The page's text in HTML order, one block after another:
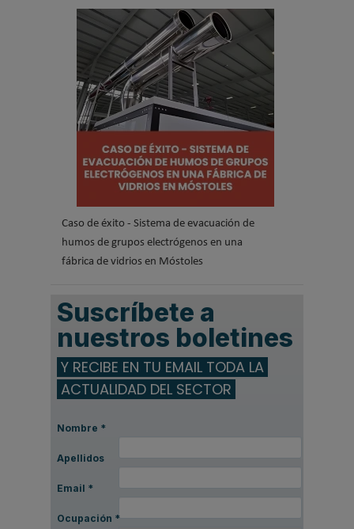
Caso de éxito - Sistema de evacuación de
humos de grupos electrógenos en una
fábrica de vidrios en Móstoles
Suscríbete a
nuestros boletines
Y RECIBE EN TU EMAIL TODA LA
ACTUALIDAD DEL SECTOR
Nombre *
Apellidos
Email *
Ocupación *